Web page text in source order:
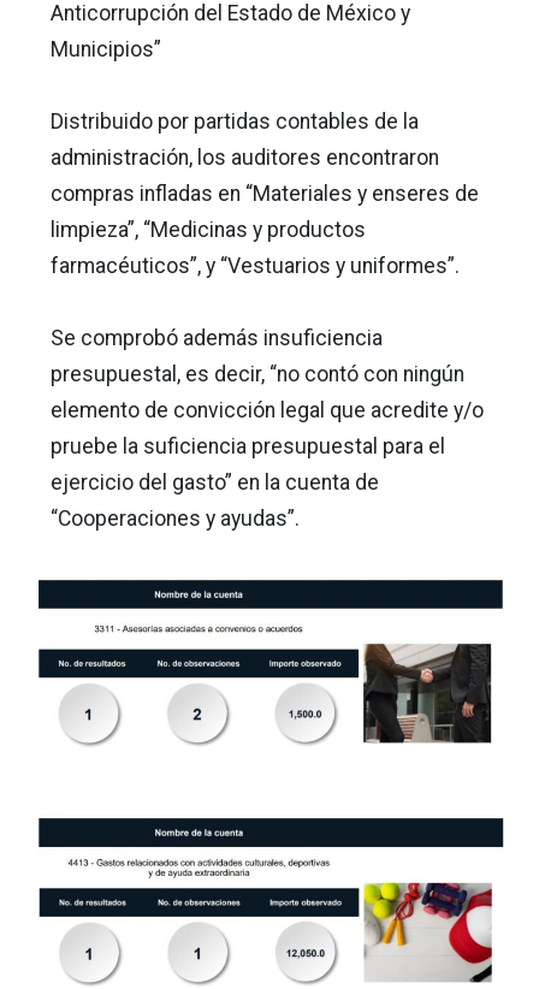
Anticorrupción del Estado de México y
Municipios”
Distribuido por partidas contables de la
administración, los auditores encontraron
compras infladas en “Materiales y enseres de
limpieza”, “Medicinas y productos
farmacéuticos”, y “Vestuarios y uniformes”.
Se comprobó además insuficiencia
presupuestal, es decir, “no contó con ningún
elemento de convicción legal que acredite y/o
pruebe la suficiencia presupuestal para el
ejercicio del gasto” en la cuenta de
“Cooperaciones y ayudas”.